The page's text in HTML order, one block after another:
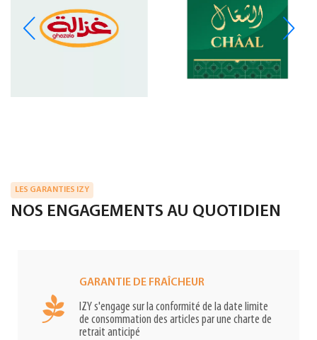
LES GARANTIES IZY
NOS ENGAGEMENTS AU QUOTIDIEN
GARANTIE DE FRAÎCHEUR
IZY s'engage sur la conformité de la date limite
de consommation des articles par une charte de
retrait anticipé